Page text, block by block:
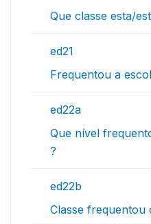
Que classe esta/
ed21
Frequentou a
ed22a
Que nível
?
ed22b
Classe frequentou